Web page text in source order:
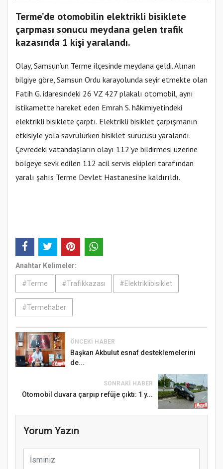
Terme’de otomobilin elektrikli bisiklete
çarpması sonucu meydana gelen trafik
kazasında 1 kişi yaralandı.
Olay, Samsun’un Terme ilçesinde meydana geldi. Alınan
bilgiye göre, Samsun Ordu karayolunda seyir etmekte olan
Fatih G. idaresindeki 26 VZ 427 plakalı otomobil, aynı
istikamette hareket eden Emrah S. hâkimiyetindeki
elektrikli bisiklete çarptı. Elektrikli bisiklet çarpışmanın
etkisiyle yola savrulurken bisiklet sürücüsü yaralandı.
Çevredeki vatandaşların olayı 112’ye bildirmesi üzerine
bölgeye sevk edilen 112 acil servis ekipleri tarafından
yaralı şahıs Terme Devlet Hastanesi’ne kaldırıldı.
Anahtar Kelimeler:
#Terme #Trafikkazası #Elektriklibisiklet
#Termehaber
ÖNCEKI HABER
Başkan Akbulut esnaf desteklemelerini
de...
SONRAKI HABER
Otomobil duvara çarpıp refüje çıktı: 1 y...
Yorum Yazın